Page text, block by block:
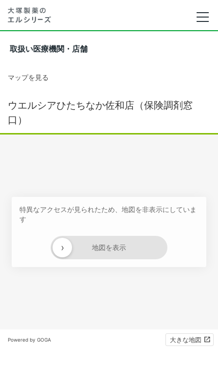
取扱い医療機関・店舗
マップを見る
ウエルシアひたちなか佐和店（保険調剤窓
口）
特異なアクセスが見られたため、地図を非表示にしていま
す
地図を表示
›
Powered by GOGA 大きな地図